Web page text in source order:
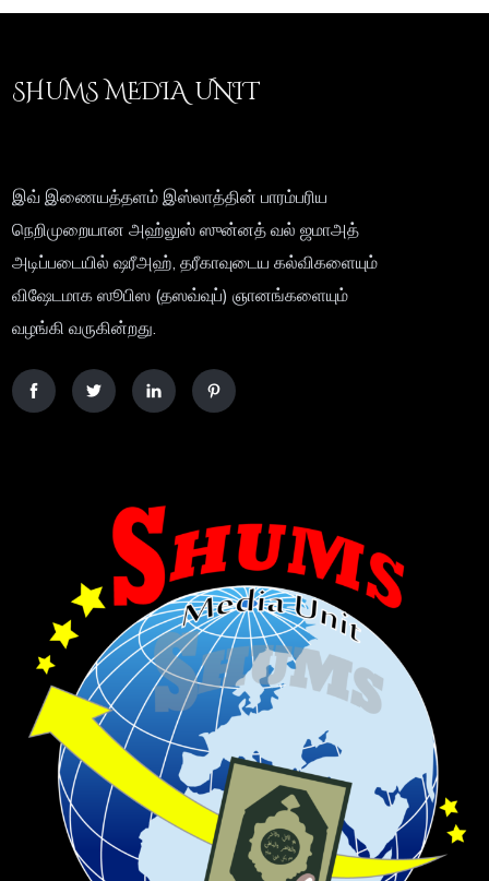
SHUMS MEDIA UNIT
இவ் இணையத்தளம் இஸ்லாத்தின் பாரம்பரிய
நெறிமுறையான அஹ்லுஸ் ஸுன்னத் வல் ஜமாஅத்
அடிப்படையில் ஷரீஅஹ், தரீகாவுடைய கல்விகளையும்
விஷேடமாக ஸூபிஸ (தஸவ்வுப்) ஞானங்களையும்
வழங்கி வருகின்றது.